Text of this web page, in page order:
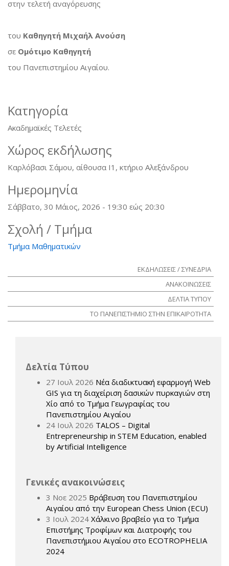
στην τελετή αναγόρευσης
του Καθηγητή Μιχαήλ Ανούση
σε Ομότιμο Καθηγητή
του Πανεπιστημίου Αιγαίου.
Κατηγορία
Ακαδημαϊκές Τελετές
Χώρος εκδήλωσης
Καρλόβασι Σάμου, αίθουσα Ι1, κτήριο Αλεξάνδρου
Ημερομηνία
Σάββατο, 30 Μάιος, 2026 - 19:30 εώς 20:30
Σχολή / Τμήμα
Τμήμα Μαθηματικών
ΕΚΔΗΛΩΣΕΙΣ / ΣΥΝΕΔΡΙΑ
ΑΝΑΚΟΙΝΩΣΕΙΣ
ΔΕΛΤΙΑ ΤΥΠΟΥ
ΤΟ ΠΑΝΕΠΙΣΤΗΜΙΟ ΣΤΗΝ ΕΠΙΚΑΙΡΟΤΗΤΑ
Δελτία Τύπου
27 Ιουλ 2026 Νέα διαδικτυακή εφαρμογή Web
GIS για τη διαχείριση δασικών πυρκαγιών στη
Χίο από το Τμήμα Γεωγραφίας του
Πανεπιστημίου Αιγαίου
24 Ιουλ 2026 TALOS – Digital
Entrepreneurship in STEM Education, enabled
by Artificial Intelligence
Γενικές ανακοινώσεις
3 Νοε 2025 Βράβευση του Πανεπιστημίου
Αιγαίου από την European Chess Union (ECU)
3 Ιουλ 2024 Χάλκινο βραβείο για το Τμήμα
Επιστήμης Τροφίμων και Διατροφής του
Πανεπιστήμιου Αιγαίου στο ECOTROPHELIA
2024